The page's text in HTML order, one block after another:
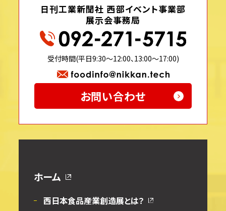
日刊工業新聞社 西部イベント事業部
展示会事務局
受付時間(平日9:30〜12:00、13:00〜17:00)
お問い合わせ
ホーム
西日本食品産業創造展とは？